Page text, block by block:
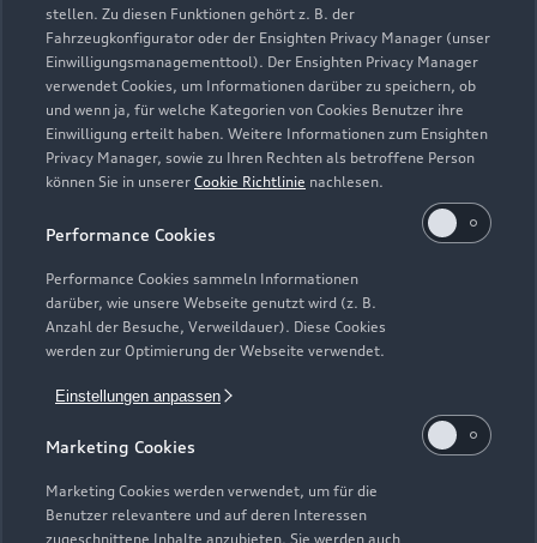
stellen. Zu diesen Funktionen gehört z. B. der
Fahrzeugkonfigurator oder der Ensighten Privacy Manager (unser
Einwilligungsmanagementtool). Der Ensighten Privacy Manager
verwendet Cookies, um Informationen darüber zu speichern, ob
und wenn ja, für welche Kategorien von Cookies Benutzer ihre
Einwilligung erteilt haben. Weitere Informationen zum Ensighten
Privacy Manager, sowie zu Ihren Rechten als betroffene Person
können Sie in unserer Cookie Richtlinie nachlesen.
Performance Cookies
Performance Cookies sammeln Informationen
darüber, wie unsere Webseite genutzt wird (z. B.
Anzahl der Besuche, Verweildauer). Diese Cookies
werden zur Optimierung der Webseite verwendet.
Einstellungen anpassen
Marketing Cookies
Marketing Cookies werden verwendet, um für die
Benutzer relevantere und auf deren Interessen
zugeschnittene Inhalte anzubieten. Sie werden auch
Zurück nach oben
Modelle
Elektromodelle
Plug-in-Hybride
Neuwagensuche
Gebrauchtwagensuche
Geschäftskunden
Service & Zubehör
Saisonale Angebote
Audi Services
Garantie
Audi digital services
Support
Audi Code
Über Audi
Unternehmen
Karriere